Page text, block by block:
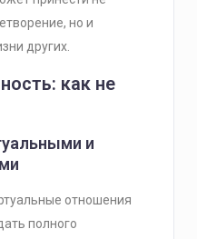
но и
других.
как не
и
отношения
полного